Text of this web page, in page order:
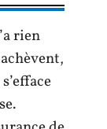
rien